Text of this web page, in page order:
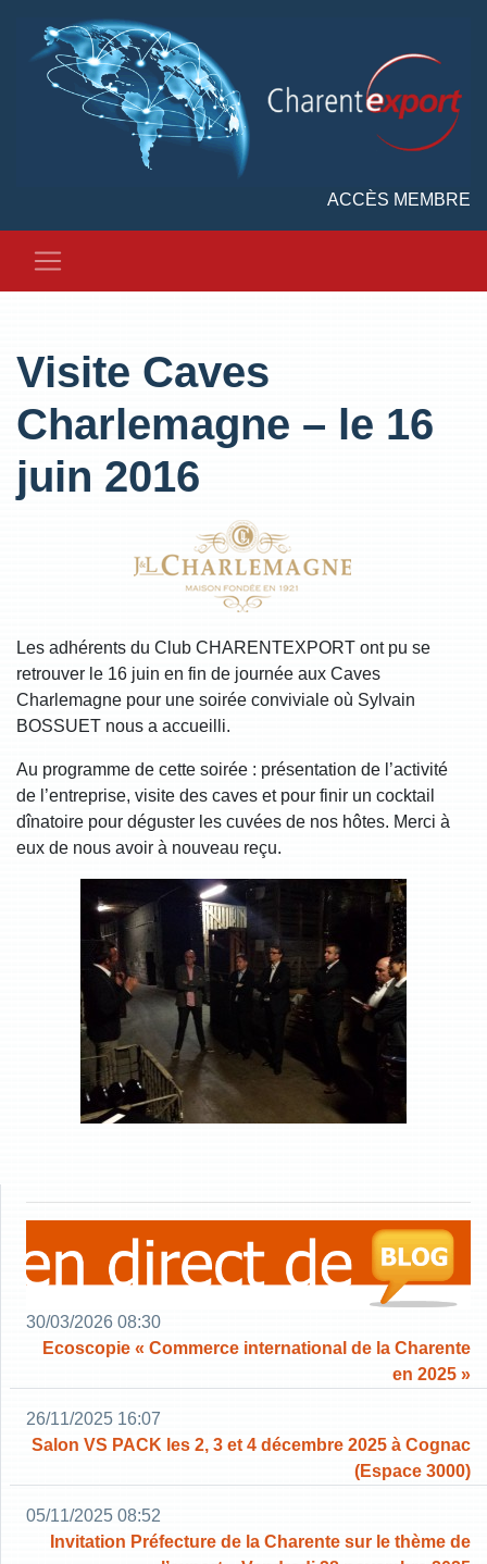
ACCÈS MEMBRE
Visite Caves
Charlemagne – le 16
juin 2016
Les adhérents du Club CHARENTEXPORT ont pu se
retrouver le 16 juin en fin de journée aux Caves
Charlemagne pour une soirée conviviale où Sylvain
BOSSUET nous a accueilli.
Au programme de cette soirée : présentation de l’activité
de l’entreprise, visite des caves et pour finir un cocktail
dînatoire pour déguster les cuvées de nos hôtes. Merci à
eux de nous avoir à nouveau reçu.
30/03/2026 08:30
Ecoscopie « Commerce international de la Charente
en 2025 »
26/11/2025 16:07
Salon VS PACK les 2, 3 et 4 décembre 2025 à Cognac
(Espace 3000)
05/11/2025 08:52
Invitation Préfecture de la Charente sur le thème de